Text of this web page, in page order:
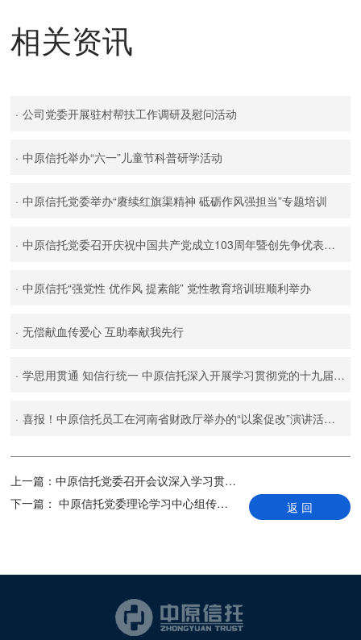
相关资讯
· 公司党委开展驻村帮扶工作调研及慰问活动
· 中原信托举办“六一”儿童节科普研学活动
· 中原信托党委举办“赓续红旗渠精神 砥砺作风强担当”专题培训
· 中原信托党委召开庆祝中国共产党成立103周年暨创先争优表彰大会
· 中原信托“强党性 优作风 提素能” 党性教育培训班顺利举办
· 无偿献血传爱心 互助奉献我先行
· 学思用贯通 知信行统一 中原信托深入开展学习贯彻党的十九届五中全会精神工作
· 喜报！中原信托员工在河南省财政厅举办的“以案促改”演讲活动中获奖
上一篇：中原信托党委召开会议深入学习贯彻习近平总书记“七一” 重要讲话精神
下一篇： 中原信托党委理论学习中心组传达学习贯彻河南省第十一次党代会精神 返 回